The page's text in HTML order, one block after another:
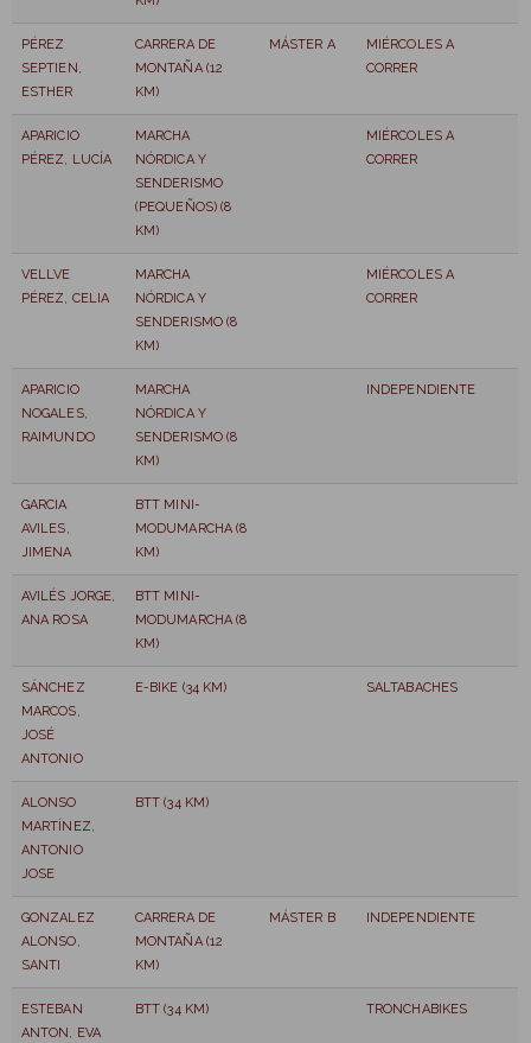
PÉREZ
SEPTIEN,
ESTHER
CARRERA DE
MONTAÑA (12
KM)
MÁSTER A
MIÉRCOLES A
CORRER
APARICIO
PÉREZ, LUCÍA
MARCHA
NÓRDICA Y
SENDERISMO
(PEQUEÑOS) (8
KM)
MIÉRCOLES A
CORRER
VELLVE
PÉREZ, CELIA
MARCHA
NÓRDICA Y
SENDERISMO (8
KM)
MIÉRCOLES A
CORRER
APARICIO
NOGALES,
RAIMUNDO
MARCHA
NÓRDICA Y
SENDERISMO (8
KM)
INDEPENDIENTE
GARCIA
AVILES,
JIMENA
BTT MINI-
MODUMARCHA (8
KM)
AVILÉS JORGE,
ANA ROSA
BTT MINI-
MODUMARCHA (8
KM)
SÁNCHEZ
MARCOS,
JOSÉ
ANTONIO
E-BIKE (34 KM) SALTABACHES
ALONSO
MARTÍNEZ,
ANTONIO
JOSE
BTT (34 KM)
GONZALEZ
ALONSO,
SANTI
CARRERA DE
MONTAÑA (12
KM)
MÁSTER B INDEPENDIENTE
ESTEBAN
ANTON, EVA
BTT (34 KM) TRONCHABIKES